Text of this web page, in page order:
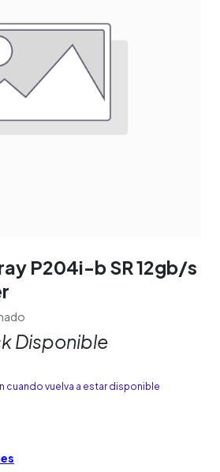
P204i-b SR 12gb/s
Disponible
cuando vuelva a estar disponible